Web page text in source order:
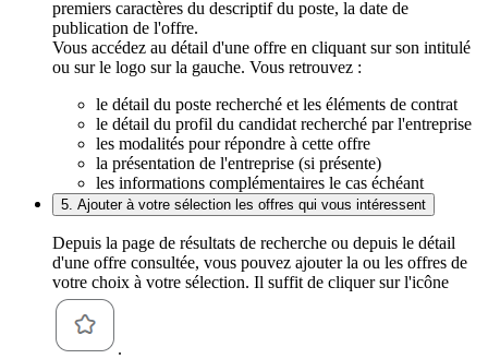
premiers caractères du descriptif du poste, la date de
publication de l'offre.
Vous accédez au détail d'une offre en cliquant sur son intitulé
ou sur le logo sur la gauche. Vous retrouvez :
le détail du poste recherché et les éléments de contrat
le détail du profil du candidat recherché par l'entreprise
les modalités pour répondre à cette offre
la présentation de l'entreprise (si présente)
les informations complémentaires le cas échéant
5. Ajouter à votre sélection les offres qui vous intéressent
Depuis la page de résultats de recherche ou depuis le détail
d'une offre consultée, vous pouvez ajouter la ou les offres de
votre choix à votre sélection. Il suffit de cliquer sur l'icône
.